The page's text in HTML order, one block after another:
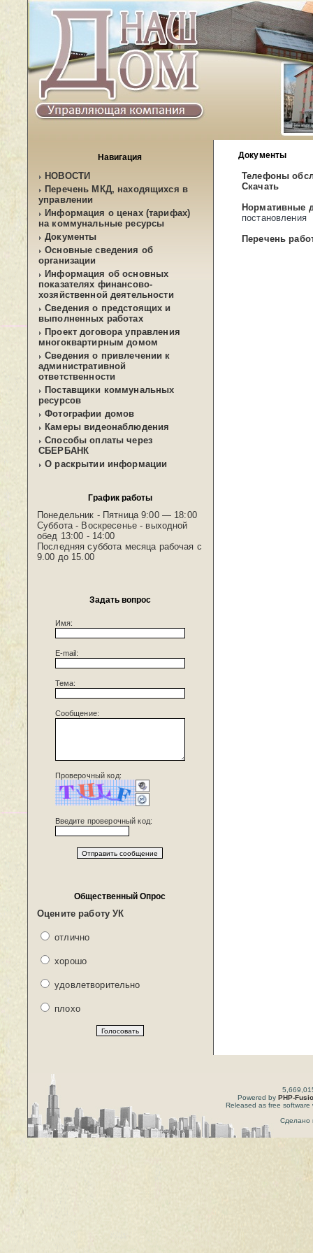
Навигация
НОВОСТИ
Перечень МКД, находящихся в
управлении
Информация о ценах (тарифах)
на коммунальные ресурсы
Документы
Основные сведения об
организации
Информация об основных
показателях финансово-
хозяйственной деятельности
Сведения о предстоящих и
выполненных работах
Проект договора управления
многоквартирным домом
Сведения о привлечении к
административной
ответственности
Поставщики коммунальных
ресурсов
Фотографии домов
Камеры видеонаблюдения
Способы оплаты через
СБЕРБАНК
О раскрытии информации
График работы
Понедельник - Пятница 9:00 — 18:00
Суббота - Воскресенье - выходной
обед 13:00 - 14:00
Последняя суббота месяца рабочая с
9.00 до 15.00
Задать вопрос
Имя:
E-mail:
Тема:
Сообщение:
Проверочный код:
Введите проверочный код:
Общественный Опрос
Оцените работу УК
отлично
хорошо
удовлетворительно
плохо
Документы
Телефоны
Скачать
Нормативные
постановления
Перечень
Powered by PHP-
Released as free
Сделано